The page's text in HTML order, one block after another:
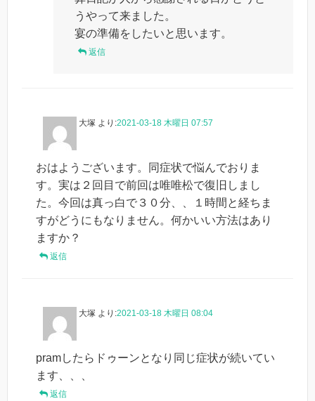
うやって来ました。
宴の準備をしたいと思います。
返信
大塚 より:2021-03-18 木曜日 07:57
おはようございます。同症状で悩んでおりま
す。実は２回目で前回は唯唯松で復旧しまし
た。今回は真っ白で３０分、、１時間と経ちま
すがどうにもなりません。何かいい方法はあり
ますか？
返信
大塚 より:2021-03-18 木曜日 08:04
pramしたらドゥーンとなり同じ症状が続いてい
ます、、、
返信